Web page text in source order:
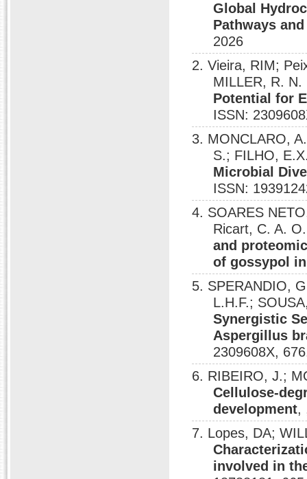
Global
Pathways
2026
2. Vieira, RIM;
MILLER, R.
Potential for
ISSN:
3. MONCLARO,
S.; FILHO,
Microbial
ISSN:
4. SOARES
Ricart, C. A.
and
of gossypol
5. SPERANDIO,
L.H.F.;
Synergistic
Aspergillus
2309608X,
6. RIBEIRO, J.;
Cellulose-
development,
7. Lopes, DA;
involved in